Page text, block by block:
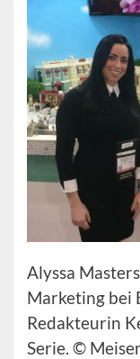
Alyssa
Marketing bei
Redakteurin
Serie. ©